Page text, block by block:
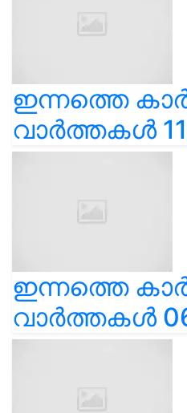
ഇന്നത്തെ
വാർത്തകൾ
ഇന്നത്തെ
വാർത്തകൾ